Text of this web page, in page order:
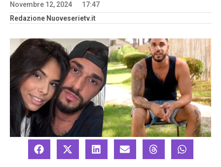
Novembre 12, 2024
17:47
Redazione Nuoveserietv.it